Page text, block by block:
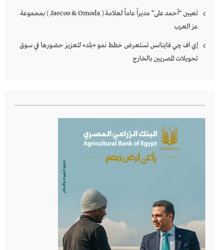
تعيين “أحمد على” مديراً عاماً لعلامة ( Jaecoo & Omoda ) بمجموعة
عز العرب
إي اف چي فاينانس تستعرض خطط نمو «بلد» لتعزيز حضورها في سوق
تحويلات المصريين بالخارج